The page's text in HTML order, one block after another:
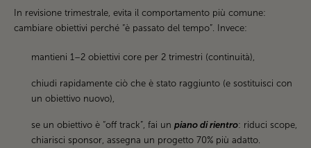
In revisione trimestrale, evita il comportamento più comune:
cambiare obiettivi perché “è passato del tempo”. Invece:
mantieni 1–2 obiettivi core per 2 trimestri (continuità),
chiudi rapidamente ciò che è stato raggiunto (e sostituisci con
un obiettivo nuovo),
se un obiettivo è “off track”, fai un piano di rientro: riduci scope,
chiarisci sponsor, assegna un progetto 70% più adatto.